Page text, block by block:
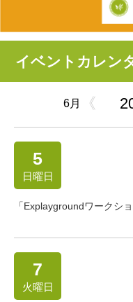
イベントカレン
6月 《
5
日曜日
「Explaygroundワークシ
7
火曜日